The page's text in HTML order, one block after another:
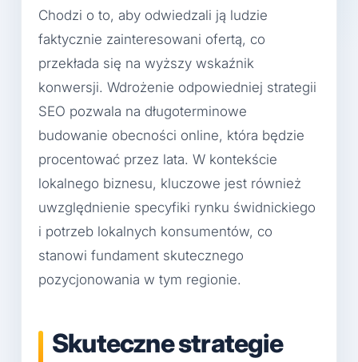
Chodzi o to, aby odwiedzali ją ludzie
faktycznie zainteresowani ofertą, co
przekłada się na wyższy wskaźnik
konwersji. Wdrożenie odpowiedniej strategii
SEO pozwala na długoterminowe
budowanie obecności online, która będzie
procentować przez lata. W kontekście
lokalnego biznesu, kluczowe jest również
uwzględnienie specyfiki rynku świdnickiego
i potrzeb lokalnych konsumentów, co
stanowi fundament skutecznego
pozycjonowania w tym regionie.
Skuteczne strategie